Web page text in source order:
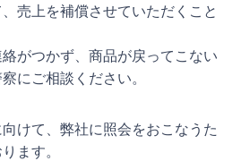
売上を補償させていただくこと
がつかず、商品が戻ってこない
にご相談ください。
けて、弊社に照会をおこなうた
ます。